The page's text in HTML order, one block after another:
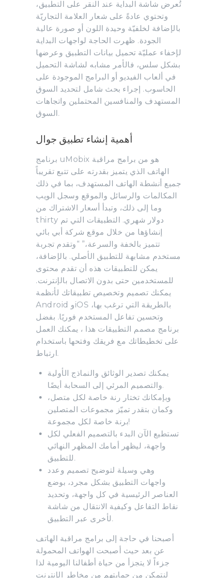
تُعرض شاشة البداية عند النقر على التطبيق،
وتحتوي عادةً على شعار العلامة التجاريّة
بالإضافة لخلفيّة وحيدة اللون أو صورة عالية
الجودة. ظهرت الحاجة لواجهات البداية
لإخفاء عمليّة تحميل بيانات التطبيق وعرضها
بشكل سلس، فالأمر مشابه لشاشة التحميل
في ألعاب الفيديو أو البرامج الموجودة على
الحاسوب. إجراء بحث شامل لتحديد السوق
المستهدف والمنافسين المحتملين واتجاهات
السوق.
أهمية إنشاء تطبيق جوال
برنامج uMobix هو من برامج مراقبة
الهاتف الذي يتميز بقدرته على تتبع تقريباً
جميع أنشطة الهاتف المستهدف، بما في ذلك
المكالمات والرسائل والموقع وسجل الويب
وما إلى ذلك، وتبدأ أسعار الاشتراك من
thirty دولار شهري. التطبيقات التي تم
إنشاؤها من خلال موقع شركة أبي بائي
تتميز بالخفة والسرعة،” “وتقدم تجربة
مستخدم مشابهة للتطبيق الأصلي. بالإضافة،
يمكن للتطبيقات هذه أن تقدم محتوى
للمستخدمين حتى بدون الاتصال بالإنترنت.
يمكنك تصميم وتخصيص تطبيقاتك لأنظمة
Android وiOS بالطريقة التي ترغب بها،
وتحسين تفاعل المستخدم فوريًا. بفضل
برنامج مصمم التطبيقات هذا ، يمكنك العمل
على تخطيطاتك مع فريقك وفتحها باستخدام
ارتباط.
يمكنك تصدير الوثائق والنماذج الأولية
والتصميم المرئي إلى السحابة أيضًا.
وبإمكانك تختار رنة خاصة لكل متصل،
وكمان بتقدر تميّز مجموعات المتصلين
برنة خاصة لكل مجموعة!
تستطيع الآن البدء بالتصميم الفعلي لكل
واجهة، ليظهر أمامك المظهر النهائي
للتطبيق.
وهي وسيلة لتوضيح تصميم وعدد
واجهات التطبيق بشكل مجرد، بوضع
العناصر الرئيسية في كل واجهة، وتحديد
نقاط التفاعل وكيفية الانتقال من شاشة
لأخرى عبر التطبيق.
أصبحنا في حاجة إلى برامج مراقبة الهاتف
عن بعد حيث أصبحت الهواتف المحمولة
جزءاً لا يتجزأ من حياة أطفالنا اليومية لذا
لنتمكن من حمايتهم من مخاطر الإنترنت